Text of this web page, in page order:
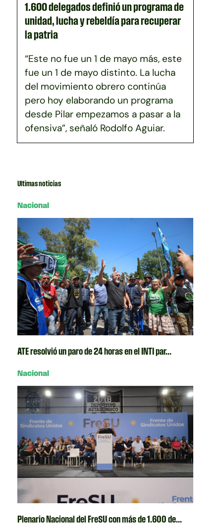
1.600 delegados definió un programa de
unidad, lucha y rebeldía para recuperar
la patria
“Este no fue un 1 de mayo más, este
fue un 1 de mayo distinto. La lucha
del movimiento obrero continúa
pero hoy elaborando un programa
desde Pilar empezamos a pasar a la
ofensiva”, señaló Rodolfo Aguiar.
Ultimas noticias
Nacional
ATE resolvió un paro de 24 horas en el INTI par...
Nacional
Plenario Nacional del FreSU con más de 1.600 de...